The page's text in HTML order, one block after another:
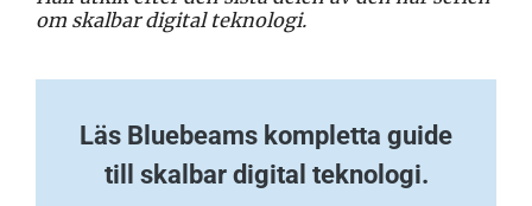
om skalbar digital teknologi.
Läs Bluebeams kompletta guide
till skalbar digital teknologi.